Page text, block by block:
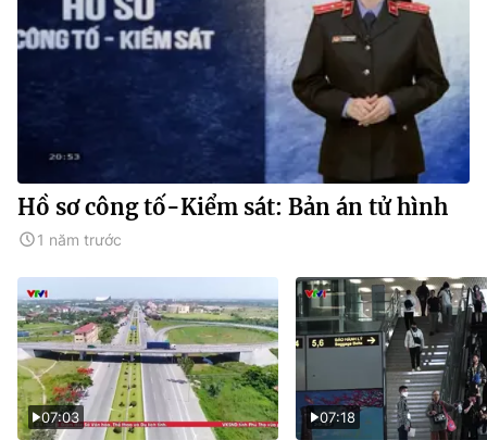
Hồ sơ công tố-Kiểm sát: Bản án tử hình
1 năm trước
07:03 07:18